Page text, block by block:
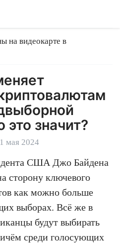
на видеокарте в
значит?
мая 2024
США Джо Байдена
сторону ключевого
как можно больше
выборах. Всё же в
будут выбирать
среди голосующих